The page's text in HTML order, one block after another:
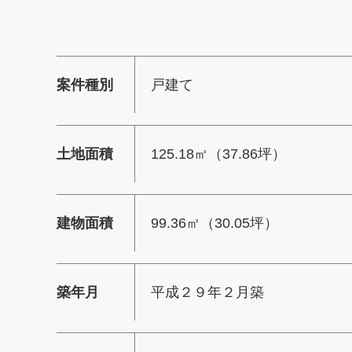
案件種別 戸建て
土地面積 125.18㎡（37.86坪）
建物面積 99.36㎡（30.05坪）
築年月 平成２９年２月築